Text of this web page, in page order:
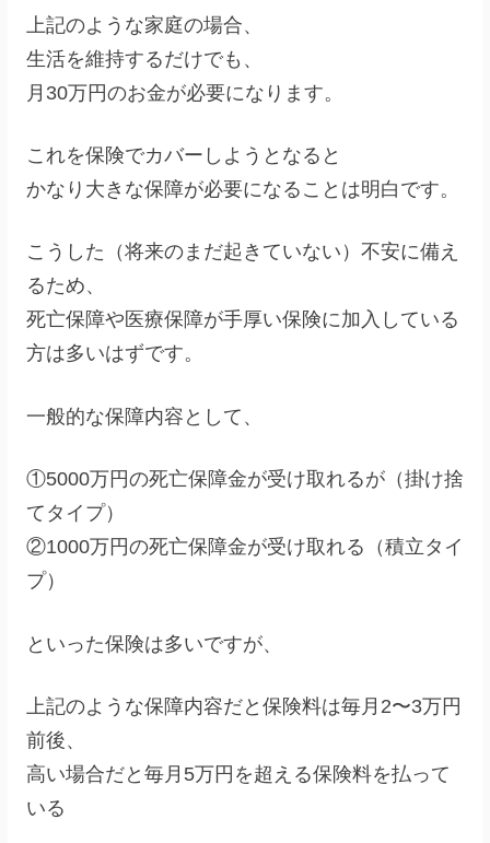
上記のような家庭の場合、
生活を維持するだけでも、
月30万円のお金が必要になります。
これを保険でカバーしようとなると
かなり大きな保障が必要になることは明白です。
こうした（将来のまだ起きていない）不安に備え
るため、
死亡保障や医療保障が手厚い保険に加入している
方は多いはずです。
一般的な保障内容として、
①5000万円の死亡保障金が受け取れるが（掛け捨
てタイプ）
②1000万円の死亡保障金が受け取れる（積立タイ
プ）
といった保険は多いですが、
上記のような保障内容だと保険料は毎月2〜3万円
前後、
高い場合だと毎月5万円を超える保険料を払って
いる